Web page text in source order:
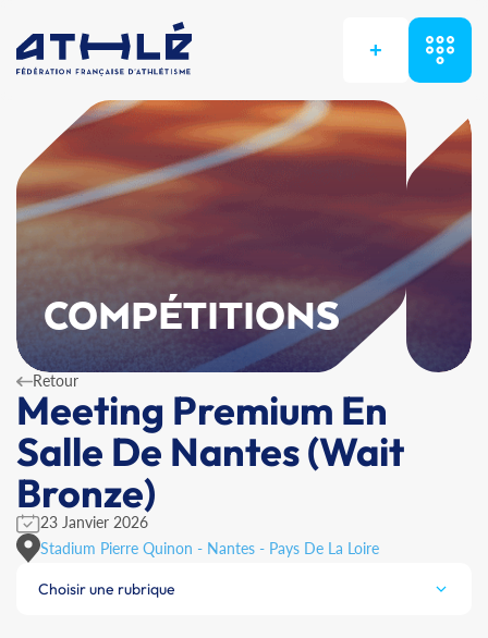
+
COMPÉTITIONS
Retour
Meeting Premium En
Salle De Nantes (Wait
Bronze)
23 Janvier 2026
Stadium Pierre Quinon - Nantes - Pays De La Loire
Choisir une rubrique